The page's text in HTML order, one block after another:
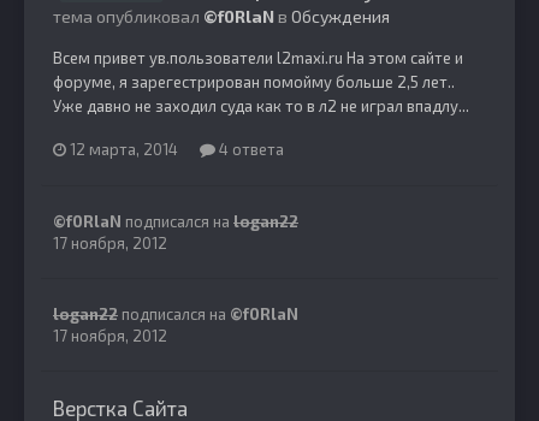
тема опубликовал ©f0RlaN в Обсуждения
Всем привет ув.пользователи l2maxi.ru На этом сайте и
форуме, я зарегестрирован помойму больше 2,5 лет..
Уже давно не заходил суда как то в л2 не играл впадлу...
12 марта, 2014 4 ответа
©f0RlaN подписался на logan22
17 ноября, 2012
logan22 подписался на ©f0RlaN
17 ноября, 2012
Верстка Сайта